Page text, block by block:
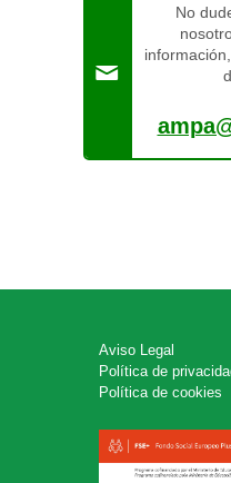
No
Aviso Legal
Política de
Política de cookies